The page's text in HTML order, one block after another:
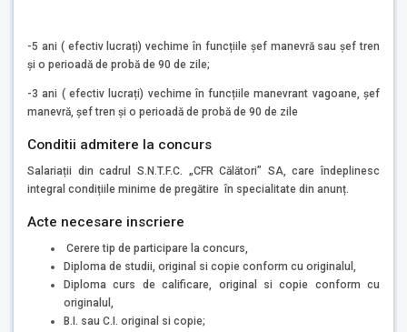
-5 ani ( efectiv lucrați) vechime în funcțiile șef manevră sau șef tren
și o perioadă de probă de 90 de zile;
-3 ani ( efectiv lucrați) vechime în funcțiile manevrant vagoane, șef
manevră, șef tren și o perioadă de probă de 90 de zile
Conditii admitere la concurs
Salariații din cadrul S.N.T.F.C. „CFR Călători” SA, care îndeplinesc
integral condițiile minime de pregătire în specialitate din anunț.
Acte necesare inscriere
Cerere tip de participare la concurs,
Diploma de studii, original si copie conform cu originalul,
Diploma curs de calificare, original si copie conform cu
originalul,
B.I. sau C.I. original si copie;